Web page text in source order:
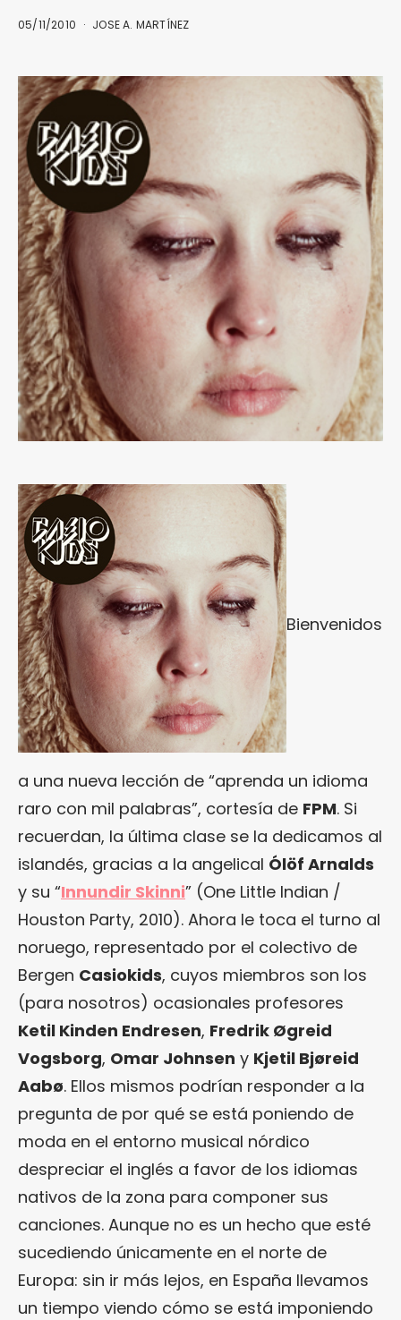
05/11/2010 JOSE A. MARTÍNEZ
Bienvenidos
a una nueva lección de “aprenda un idioma
raro con mil palabras”, cortesía de FPM. Si
recuerdan, la última clase se la dedicamos al
islandés, gracias a la angelical Ólöf Arnalds
y su “Innundir Skinni” (One Little Indian /
Houston Party, 2010). Ahora le toca el turno al
noruego, representado por el colectivo de
Bergen Casiokids, cuyos miembros son los
(para nosotros) ocasionales profesores
Ketil Kinden Endresen, Fredrik Øgreid
Vogsborg, Omar Johnsen y Kjetil Bjøreid
Aabø. Ellos mismos podrían responder a la
pregunta de por qué se está poniendo de
moda en el entorno musical nórdico
despreciar el inglés a favor de los idiomas
nativos de la zona para componer sus
canciones. Aunque no es un hecho que esté
sucediendo únicamente en el norte de
Europa: sin ir más lejos, en España llevamos
un tiempo viendo cómo se está imponiendo